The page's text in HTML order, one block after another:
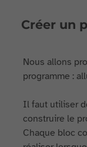
Créer un
Nous allons
programme :
Il faut utiliser
construire le
Chaque bloc